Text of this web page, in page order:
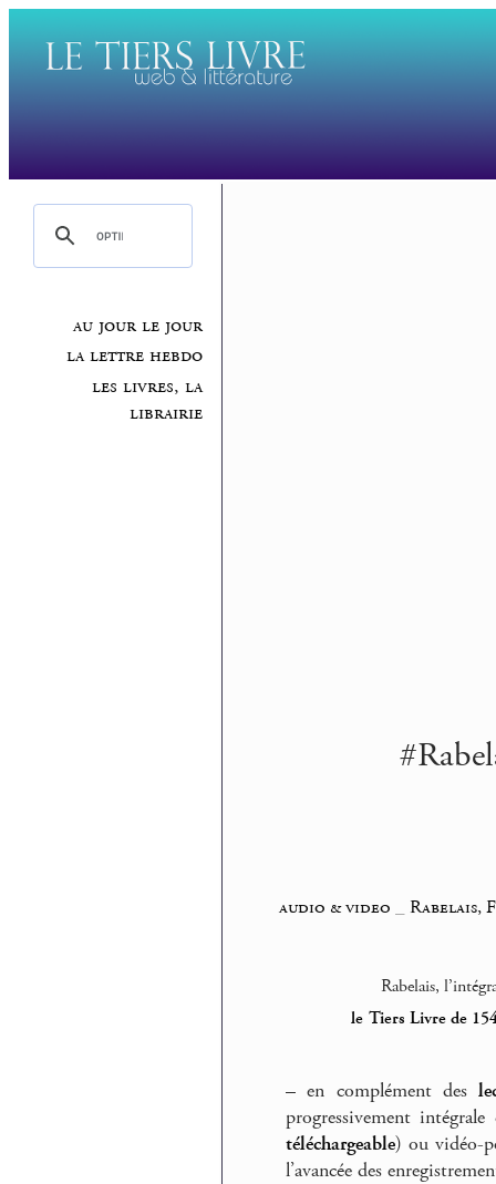
au jour le jour
la lettre hebdo
les livres, la
librairie
audio & video Rabelais,
Rabelais,
le Tiers Livre de
– en complément des
progressivement
téléchargeable) ou vidéo-
l’avancée des